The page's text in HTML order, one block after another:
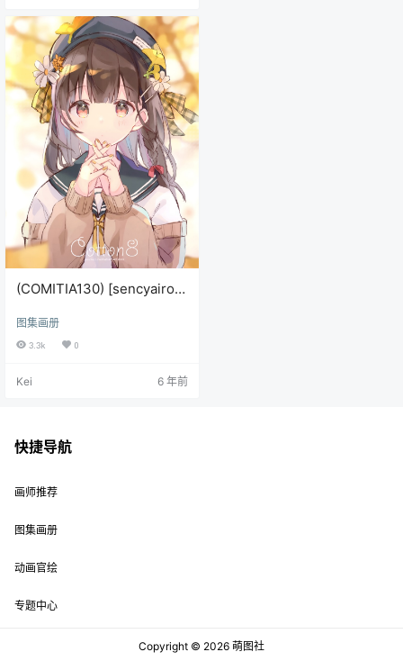
(COMITIA130) [sencyairo
图集画册
3.3k 0
Kei 6 年前
快捷导航
画师推荐
图集画册
动画官绘
专题中心
Copyright © 2026 萌图社